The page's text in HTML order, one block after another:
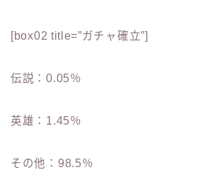
[box02 title=”ガチャ確立”]
伝説：0.05％
英雄：1.45％
その他：98.5％